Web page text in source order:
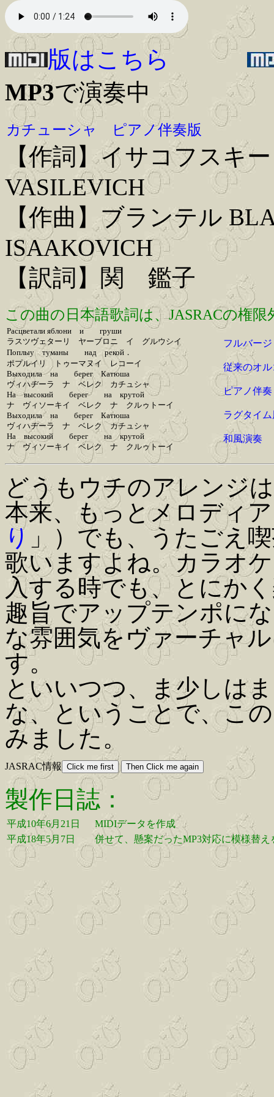
版はこちら
MP3で演奏中
カチューシャ ピアノ伴奏版
【作詞】イサコフスキ
VASILEVICH
【作曲】ブランテル
ISAAKOVICH
【訳詞】関 鑑子
この曲の日本語歌詞は、JASRACの権
Ρасцветали яблони и груши
ラスツヴェターリ ヤーブロニ イ グルウシイ
Поплыу туманы над рекой．
ポプルイリ トゥーマヌイ レコーイ
Выходила на берег Катюша
ヴィハヂーラ ナ ベレク カチュシャ
На высокий берег на крутой
ナ ヴィソーキイ ベレク ナ クルゥトーイ
Выходила на берег Катюша
ヴィハヂーラ ナ ベレク カチュシャ
На высокий берег на крутой
ナ ヴィソーキイ ベレク ナ クルゥトーイ
フルバー
従来のオ
ピアノ伴奏
ラグタイ
和風演奏
どうもウチのアレンジ
本来、もっとメロディ
り 」）でも、うたごえ
歌いますよね。カラオ
入する時でも、とにか
趣旨でアップテンポに
な雰囲気をヴァーチャ
す。
といいつつ、ま少しは
な、ということで、こ
みました。
JASRAC情報
製作日誌：
平成10年6月21日
MIDIデータを作成
平成18年5月7日
併せて、懸案だったMP3対応に模様替え